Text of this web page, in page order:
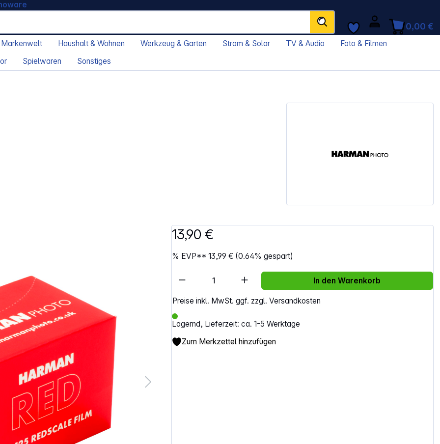
0,00 €
Haushalt & Wohnen Werkzeug & Garten Strom & Solar TV & Audio
Foto & Filmen
Spielwaren Sonstiges
13,90 €
% EVP**13,99 € (0.64% gespart)
Preise inkl. MwSt. ggf. zzgl. Versandkosten
Lagernd, Lieferzeit: ca. 1-5 Werktage
Artikel Anzahl: Gib den gewünschten Wert ein
In den Warenkorb
Zum Merkzettel hinzufügen